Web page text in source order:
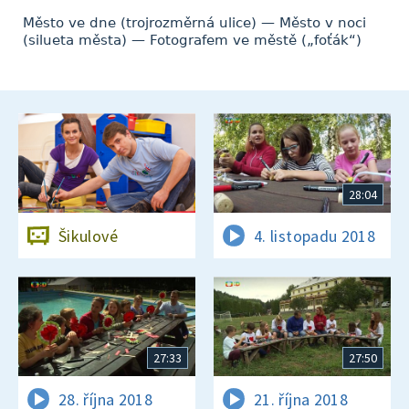
Město ve dne (trojrozměrná ulice) — Město v noci
(silueta města) — Fotografem ve městě („foťák“)
Šikulové
28:04
4. listopadu 2018
27:33
28. října 2018
27:50
21. října 2018